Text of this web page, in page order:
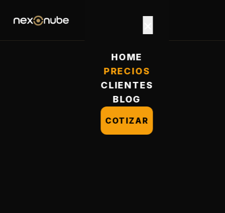
HOME
PRECIOS
CLIENTES
BLOG
COTIZAR